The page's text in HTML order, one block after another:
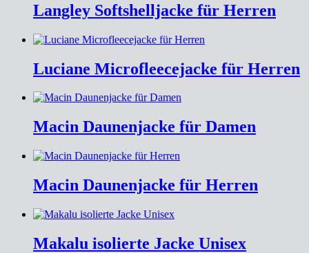
Langley Softshelljacke für Herren
Luciane Microfleecejacke für Herren
Macin Daunenjacke für Damen
Macin Daunenjacke für Herren
Makalu isolierte Jacke Unisex